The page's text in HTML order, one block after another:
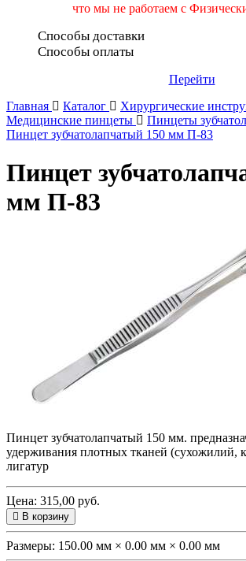
что мы не работаем с
Способы доставки
Способы оплаты
Перейти
Главная
Каталог
Хирургические
Медицинские пинцеты
Пинцеты
Пинцет зубчатолапчатый 150 мм П-83
Пинцет
мм П-83
Пинцет зубчатолапчатый 150 мм.
удерживания плотных тканей (сухожилий,
лигатур
Цена: 315,00 руб.
В корзину
Размеры: 150.00 мм × 0.00 мм × 0.00 мм